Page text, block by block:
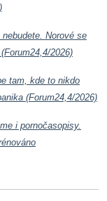
Norové se
2026)
tam, kde to nikdo
(Forum24,4/2026)
i pornočasopisy.